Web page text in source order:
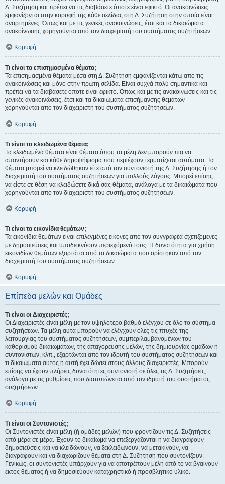
Δ. Συζήτηση και πρέπει να τις διαβάσετε όποτε είναι εφικτό. Οι ανακοινώσεις
εμφανίζονται στην κορυφή της κάθε σελίδας στη Δ. Συζήτηση στην οποία είναι
αναρτημένες. Όπως και με τις γενικές ανακοινώσεις, έτσι και τα δικαιώματα
ανακοίνωσης χορηγούνται από τον διαχειριστή του συστήματος συζητήσεων.
Κορυφή
Τι είναι τα επισημασμένα θέματα;
Τα επισημασμένα θέματα μέσα στη Δ. Συζήτηση εμφανίζονται κάτω από τις
ανακοινώσεις και μόνο στην πρώτη σελίδα. Είναι συχνά πολύ σημαντικά και
πρέπει να τα διαβάσετε όποτε είναι εφικτό. Όπως και με τις ανακοινώσεις και τις
γενικές ανακοινώσεις, έτσι και τα δικαιώματα επισήμανσης θεμάτων
χορηγούνται από τον διαχειριστή του συστήματος συζητήσεων.
Κορυφή
Τι είναι τα κλειδωμένα θέματα;
Τα κλειδωμένα θέματα είναι θέματα όπου τα μέλη δεν μπορούν πια να
απαντήσουν και κάθε δημοψήφισμα που περιέχουν τερματίζεται αυτόματα. Τα
θέματα μπορεί να κλειδώθηκαν είτε από τον συντονιστή της Δ. Συζήτησης ή τον
διαχειριστή του συστήματος συζητήσεων για πολλούς λόγους. Μπορεί επίσης
να είστε σε θέση να κλειδώσετε δικά σας θέματα, ανάλογα με τα δικαιώματα που
χορηγούνται από τον διαχειριστή του συστήματος συζητήσεων.
Κορυφή
Τι είναι τα εικονίδια θεμάτων;
Τα εικονίδια θεμάτων είναι επιλεγμένες εικόνες από τον συγγραφέα σχετιζόμενες
με δημοσιεύσεις και υποδεικνύουν περιεχόμενό τους. Η δυνατότητα για χρήση
εικονιδίων θεμάτων εξαρτάται από τα δικαιώματα που ορίστηκαν από τον
διαχειριστή του συστήματος συζητήσεων.
Κορυφή
Επίπεδα μελών και Ομάδες
Τι είναι οι Διαχειριστές;
Οι Διαχειριστές είναι μέλη με τον υψηλότερο βαθμό ελέγχου σε όλο το σύστημα
συζητήσεων. Τα μέλη αυτά μπορούν να ελέγχουν όλες τις πτυχές της
λειτουργίας του συστήματος συζητήσεων, συμπεριλαμβανομένων του
καθορισμού δικαιωμάτων, της απαγόρευσης μελών, της δημιουργίας ομάδων ή
συντονιστών, κλπ., εξαρτώνται από τον ιδρυτή του συστήματος συζητήσεων και
τι δικαιώματα αυτός ή αυτή έχει δώσει στους άλλους διαχειριστές. Μπορούν
επίσης να έχουν πλήρεις δυνατότητες συντονιστή σε όλες τις Δ. Συζητήσεις,
ανάλογα με τις ρυθμίσεις που διατυπώνεται από τον ιδρυτή του συστήματος
συζητήσεων.
Κορυφή
Τι είναι οι Συντονιστές;
Οι Συντονιστές είναι μέλη (ή ομάδες μελών) που φροντίζουν τις Δ. Συζητήσεις
από μέρα σε μέρα. Έχουν το δικαίωμα να επεξεργάζονται ή να διαγράφουν
δημοσιεύσεις και να κλειδώνουν, να ξεκλειδώνουν, να μετακινούν, να
διαγράφουν και να διαχωρίζουν θέματα στη Δ. Συζήτηση που συντονίζουν.
Γενικώς, οι συντονιστές υπάρχουν για να αποτρέπουν μέλη από το να βγαίνουν
εκτός θέματος ή να δημοσιεύουν καταχρηστικό ή προσβλητικό υλικό.